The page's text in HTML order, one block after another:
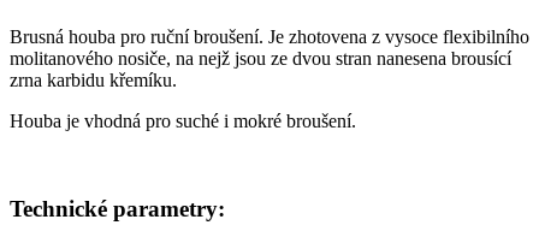
Brusná houba pro ruční broušení. Je zhotovena z vysoce flexibilního
molitanového nosiče, na nejž jsou ze dvou stran nanesena brousící
zrna karbidu křemíku.
Houba je vhodná pro suché i mokré broušení.
Technické parametry: